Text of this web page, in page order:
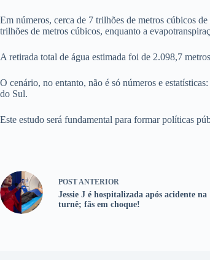
Em números, cerca de 7 trilhões de metros cúbicos
trilhões de metros cúbicos, enquanto a
A retirada total de água estimada foi de 2.098,7
O cenário, no entanto, não é só números e
do Sul.
Este estudo será fundamental para formar políticas
POST ANTERIOR
Jessie J é hospitalizada após acidente na
turnê; fãs em choque!